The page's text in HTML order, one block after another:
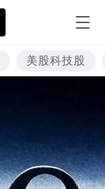
美股科技股